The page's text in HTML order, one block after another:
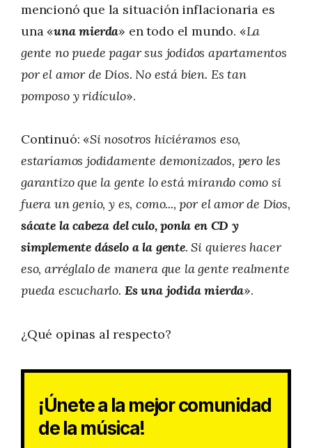
mencionó que la situación inflacionaria es
una «una mierda» en todo el mundo. «La
gente no puede pagar sus jodidos apartamentos
por el amor de Dios. No está bien. Es tan
pomposo y ridículo».
Continuó: «Si nosotros hiciéramos eso,
estaríamos jodidamente demonizados, pero les
garantizo que la gente lo está mirando como si
fuera un genio, y es, como..., por el amor de Dios,
sácate la cabeza del culo, ponla en CD y
simplemente dáselo a la gente. Si quieres hacer
eso, arréglalo de manera que la gente realmente
pueda escucharlo. Es una jodida mierda».
¿Qué opinas al respecto?
¡Únete a la mejor comunidad
de la música!